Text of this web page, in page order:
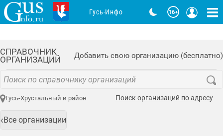
СПРАВОЧНИК
ОРГАНИЗАЦИЙ
Добавить свою организацию (бесплатно)
Гусь-Хрустальный и район Поиск организаций по адресу
Все организации
Гусь-Инфо